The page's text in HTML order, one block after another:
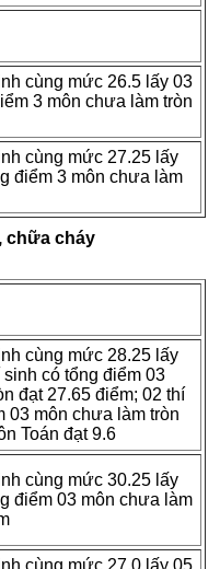
cùng mức 26.5 lấy 03
3 môn chưa làm tròn
cùng mức 27.25 lấy
điểm 3 môn chưa làm
chữa cháy
cùng mức 28.25 lấy
có tổng điểm 03
đạt 27.65 điểm; 02 thí
03 môn chưa làm tròn
Toán đạt 9.6
cùng mức 30.25 lấy
điểm 03 môn chưa làm
cùng mức 27.0 lấy 05